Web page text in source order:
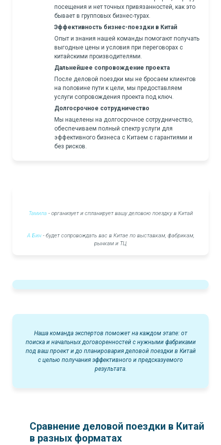
посещения и нет точных привязанностей, как это
бывает в групповых бизнес-турах.
Эффективность бизнес-поездки в Китай
Опыт и знания нашей команды помогают получать
выгодные цены и условия при переговорах с
китайскими производителями.
Дальнейшее сопровождение проекта
После деловой поездки мы не бросаем клиентов
на половине пути к цели, мы предоставляем
услуги сопровождения проекта под ключ.
Долгосрочное сотрудничество
Мы нацелены на долгосрочное сотрудничество,
обеспечиваем полный спектр услуги для
эффективного бизнеса с Китаем с гарантиями и
без рисков.
Тамила - организует и спланирует вашу деловою поездку в Китай
А Бин- будет сопровождать вас в Китае по выставкам, фабрикам,
рынкам и ТЦ
Наша команда экспертов поможет на каждом этапе: от
поиска и начальных договоренностей с нужными фабриками
под ваш проект и до планировария деловой поездки в Китай
с целью получания эффективного и предсказуемого
результата.
Сравнение деловой поездки в Китай
в разных форматах